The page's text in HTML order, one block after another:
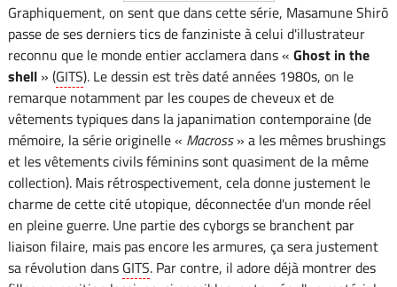
Graphiquement, on sent que dans cette série, Masamune Shirō
passe de ses derniers tics de fanziniste à celui d'illustrateur
reconnu que le monde entier acclamera dans « Ghost in the
shell» (GITS). Le dessin est très daté années 1980s, on le
remarque notamment par les coupes de cheveux et de
vêtements typiques dans la japanimation contemporaine (de
mémoire, la série originelle « Macross» a les mêmes brushings
et les vêtements civils féminins sont quasiment de la même
collection). Mais rétrospectivement, cela donne justement le
charme de cette cité utopique, déconnectée d'un monde réel
en pleine guerre. Une partie des cyborgs se branchent par
liaison filaire, mais pas encore les armures, ça sera justement
sa révolution dans GITS. Par contre, il adore déjà montrer des